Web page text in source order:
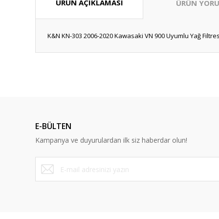
ÜRÜN AÇIKLAMASI ÜRÜN
K&N KN-303 2006-2020 Kawasaki VN 900 Uyumlu Yağ
Ürün bilgilerinde hatalar bulunuyor.
Ürün fiyatı diğer sitelerden daha pahalı.
Bu ürüne benzer farklı alternatifler olmalı.
E-BÜLTEN
Kampanya ve duyurulardan ilk siz haberdar olun!